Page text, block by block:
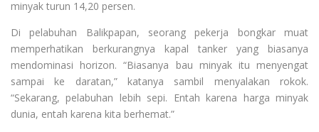
minyak turun 14,20 persen.
Di pelabuhan Balikpapan, seorang pekerja bongkar muat
memperhatikan berkurangnya kapal tanker yang biasanya
mendominasi horizon. “Biasanya bau minyak itu menyengat
sampai ke daratan,” katanya sambil menyalakan rokok.
“Sekarang, pelabuhan lebih sepi. Entah karena harga minyak
dunia, entah karena kita berhemat.”